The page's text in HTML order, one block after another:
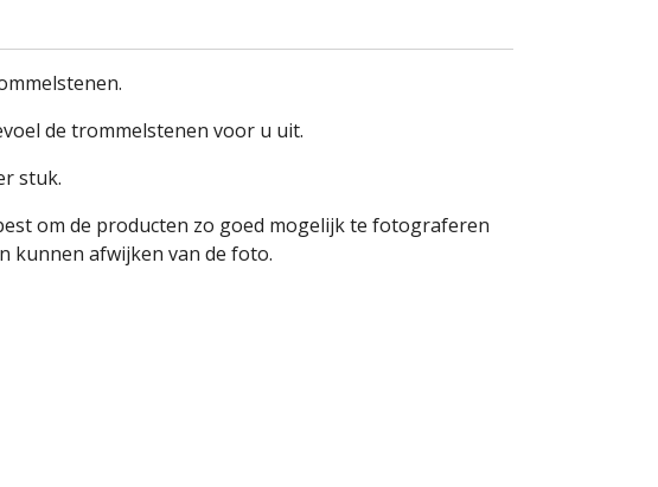
de trommelstenen voor u uit.
stuk.
om de producten zo goed mogelijk te fotograferen
kunnen afwijken van de foto.